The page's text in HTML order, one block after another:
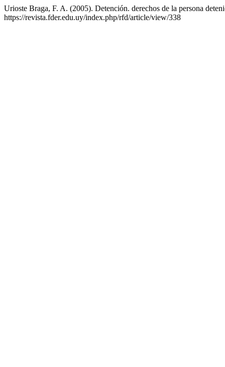
Urioste Braga, F. A. (2005). Detención. derechos de la persona
https://revista.fder.edu.uy/index.php/rfd/article/view/338